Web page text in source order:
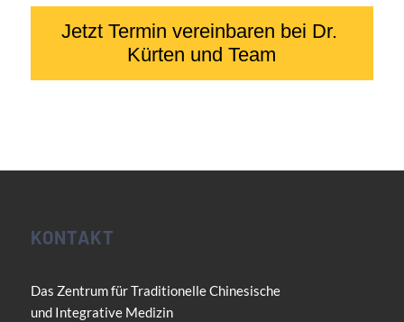
KONTAKT
Das Zentrum für Traditionelle Chinesische
und Integrative Medizin